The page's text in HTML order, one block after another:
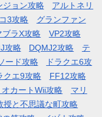
ジョン攻略
アルトネリ
3攻略
グランファン
ブラX攻略
VP2攻略
攻略 DQMJ2攻略
テ
ード攻略
ドラクエ6攻
クエ9攻略
FF12攻略
オカートWii攻略
マリ
授と不思議な町攻略